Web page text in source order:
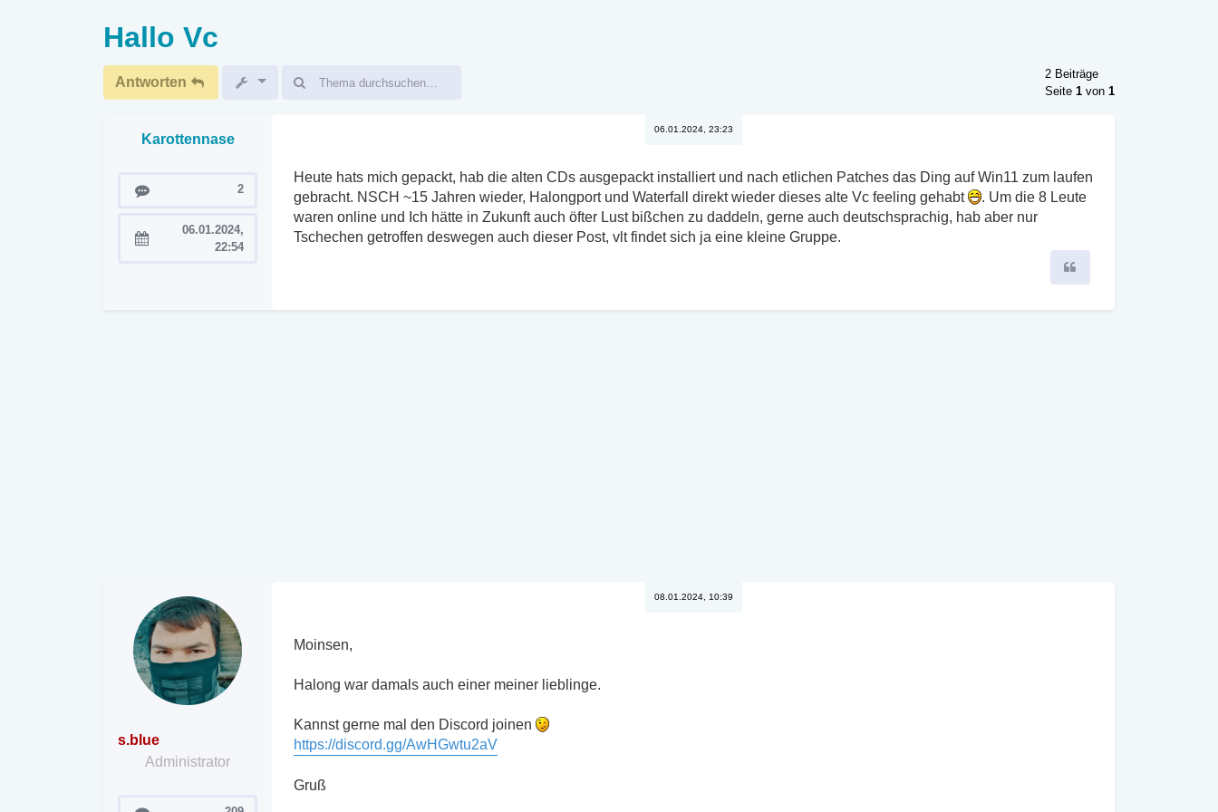
Hallo Vc
Antworten
2 Beiträge
Seite1 von1
Karottennase
Beiträge 2
Registriert:
06.01.2024,
22:54
06.01.2024, 23:23
Heute hats mich gepackt, hab die alten CDs ausgepackt installiert und nach etlichen Patches das Ding auf Win11 zum laufen
gebracht. NSCH ~15 Jahren wieder, Halongport und Waterfall direkt wieder dieses alte Vc feeling gehabt
. Um die 8 Leute
waren online und Ich hätte in Zukunft auch öfter Lust bißchen zu daddeln, gerne auch deutschsprachig, hab aber nur
Tschechen getroffen deswegen auch dieser Post, vlt findet sich ja eine kleine Gruppe.
s.blue
Administrator
08.01.2024, 10:39
Moinsen,
Halong war damals auch einer meiner lieblinge.
Kannst gerne mal den Discord joinen
https://discord.gg/AwHGwtu2aV
Gruß